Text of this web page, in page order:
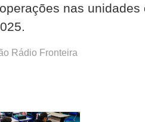
nas
Rádio Fronteira